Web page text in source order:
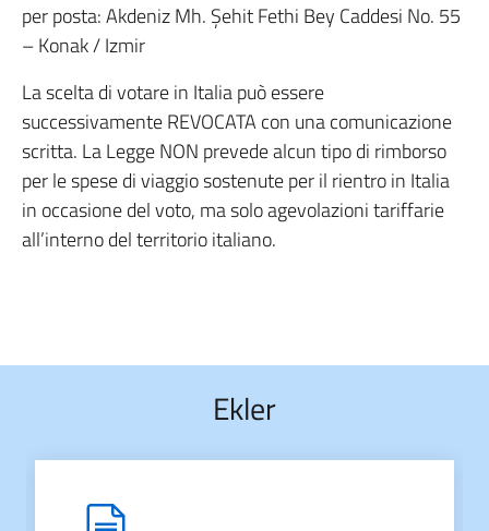
per posta: Akdeniz Mh. Şehit Fethi Bey Caddesi No. 55
– Konak / Izmir
La scelta di votare in Italia può essere
successivamente REVOCATA con una comunicazione
scritta. La Legge NON prevede alcun tipo di rimborso
per le spese di viaggio sostenute per il rientro in Italia
in occasione del voto, ma solo agevolazioni tariffarie
all’interno del territorio italiano.
Ekler